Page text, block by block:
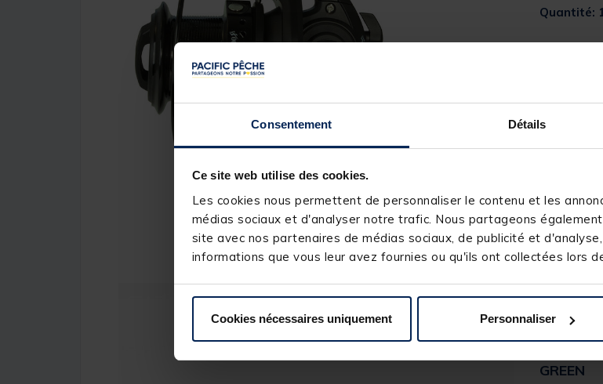
Consentement Détails
Ce site web utilise des cookies.
Les cookies nous permettent de personnaliser le contenu et les
médias sociaux et d'analyser notre trafic. Nous partageons
site avec nos partenaires de médias sociaux, de publicité et
informations que vous leur avez fournies ou qu'ils ont collectées lors
Cookies nécessaires uniquement Personnaliser
Quantité:
Moulinet
Tresse
GREEN